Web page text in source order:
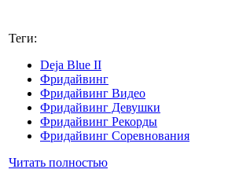
Теги:
Deja Blue II
Фридайвинг
Фридайвинг Видео
Фридайвинг Девушки
Фридайвинг Рекорды
Фридайвинг Соревнования
Читать полностью